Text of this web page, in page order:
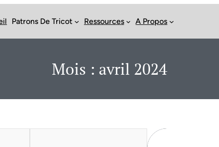
Patrons De Tricot Ressources A Propos
Mois : avril 2024